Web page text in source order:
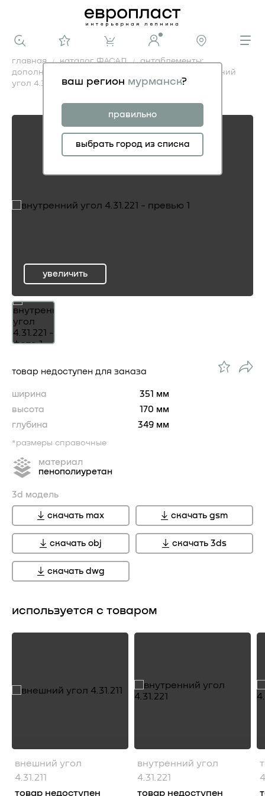
ваш регион мурманск?
правильно
выбрать город из списка
главная каталог ФАСАД
антаблементы:
дополнительные элементы фасадные
внутренний
угол 4.31.221
внутренний угол 4.31.221
ru
увеличить
товар недоступен для заказа
ширина
351 мм
высота
170 мм
глубина
349 мм
*размеры справочные
материал
пенополиуретан
3d модель
скачать max скачать gsm
скачать obj скачать 3ds
скачать dwg
используется с товаром
товар недоступен
внешний угол
4.31.211
товар недоступен
внутренний угол
4.31.221